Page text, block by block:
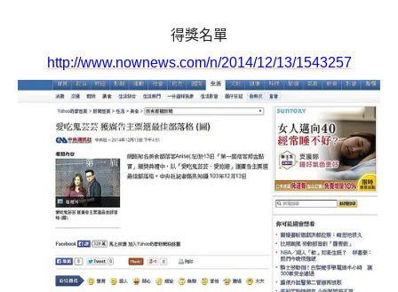
得獎名單
http://www.nownews.com/n/2014/12/13/1543257